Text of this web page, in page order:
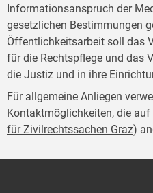
Informationsanspruch der
gesetzlichen Bestimmungen
Öffentlichkeitsarbeit soll das
für die Rechtspflege und das
die Justiz und in ihre
Für allgemeine Anliegen
Kontaktmöglichkeiten, die auf
für Zivilrechtssachen Graz)